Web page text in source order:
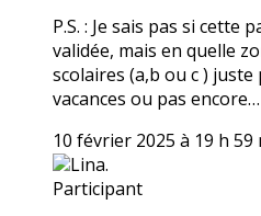
P.S. : Je sais pas si cette
validée, mais en quelle
scolaires (a,b ou c )
vacances ou pas encore…
10 février 2025 à 19 h 59
Lina.
Participant